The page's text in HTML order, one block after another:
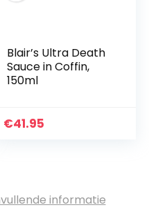
Blair’s Ultra Death
Sauce in Coffin,
150ml
€41.95
informatie